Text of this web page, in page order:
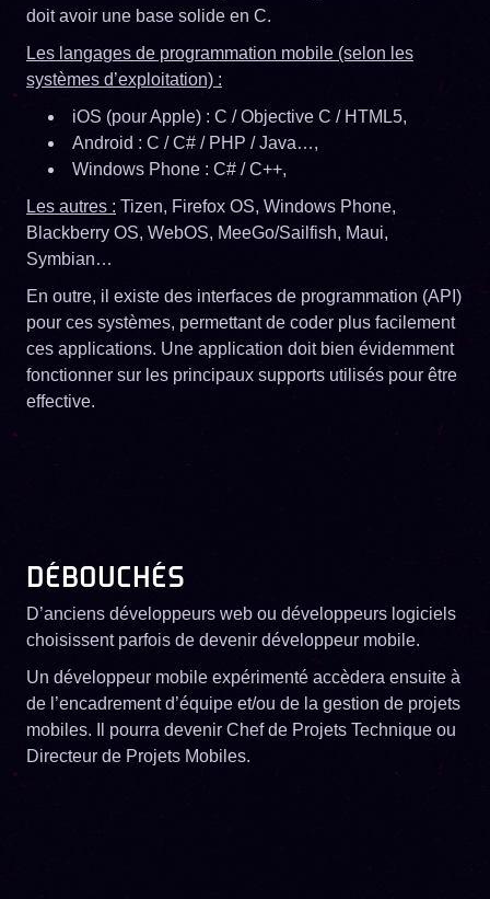
doit avoir une base solide en C.
Les langages de programmation mobile (selon les
systèmes d’exploitation) :
iOS (pour Apple) : C / Objective C / HTML5,
Android : C / C# / PHP / Java…,
Windows Phone : C# / C++,
Les autres : Tizen, Firefox OS, Windows Phone,
Blackberry OS, WebOS, MeeGo/Sailfish, Maui,
Symbian…
En outre, il existe des interfaces de programmation (API)
pour ces systèmes, permettant de coder plus facilement
ces applications. Une application doit bien évidemment
fonctionner sur les principaux supports utilisés pour être
effective.
DÉBOUCHÉS
D’anciens développeurs web ou développeurs logiciels
choisissent parfois de devenir développeur mobile.
Un développeur mobile expérimenté accèdera ensuite à
de l’encadrement d’équipe et/ou de la gestion de projets
mobiles. Il pourra devenir Chef de Projets Technique ou
Directeur de Projets Mobiles.